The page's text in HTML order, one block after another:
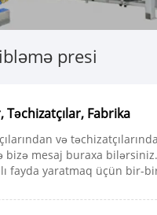
presi
Fabrika
və
mesaj buraxa
fayda yaratmaq üçün bir-